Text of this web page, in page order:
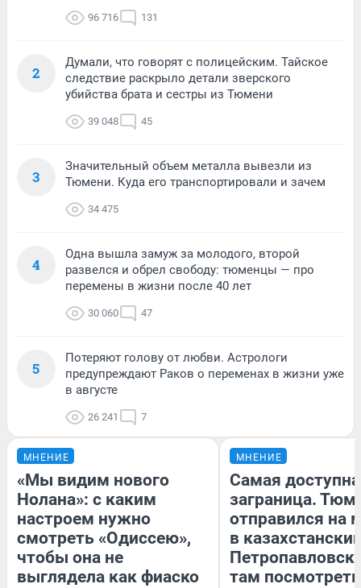
96 716 131
2
Думали, что говорят с полицейским. Тайское
следствие раскрыло детали зверского
убийства брата и сестры из Тюмени
39 048 45
3
Значительный объем металла вывезли из
Тюмени. Куда его транспортировали и зачем
34 475
4
Одна вышла замуж за молодого, второй
развелся и обрел свободу: тюменцы — про
перемены в жизни после 40 лет
30 060 47
5
Потеряют голову от любви. Астрологи
предупреждают Раков о переменах в жизни уже
в августе
26 241 7
МНЕНИЕ
«Мы видим нового
Нолана»: с каким
настроем нужно
смотреть «Одиссею»,
чтобы она не
выглядела как фиаско
МНЕНИЕ
Самая
заграница.
отправился на
в
там посмотреть